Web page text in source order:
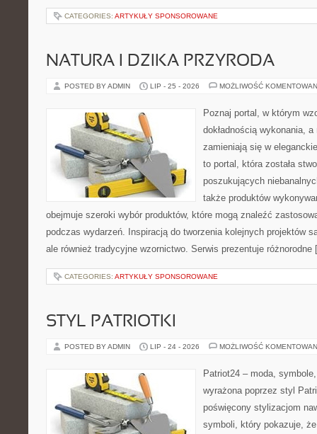
CATEGORIES: ARTYKUŁY SPONSOROWANE
NATURA I DZIKA PRZYRODA
POSTED BY ADMIN LIP - 25 - 2026 MOŻLIWOŚĆ
Poznaj portal, w którym
dokładnością wykonania,
zamieniają się w
to portal, która została
poszukujących
także produktów
obejmuje szeroki wybór produktów, które mogą znaleźć
podczas wydarzeń. Inspiracją do tworzenia kolejnych projektów
ale również tradycyjne wzornictwo. Serwis prezentuje
CATEGORIES: ARTYKUŁY SPONSOROWANE
STYL PATRIOTKI
POSTED BY ADMIN LIP - 24 - 2026 MOŻLIWOŚĆ
Patriot24 – moda,
wyrażona poprzez styl
poświęcony stylizacjom
symboli, który pokazuje,